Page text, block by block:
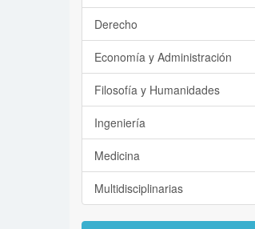
Derecho
Economía y Administración
Filosofía y Humanidades
Ingeniería
Medicina
Multidisciplinarias